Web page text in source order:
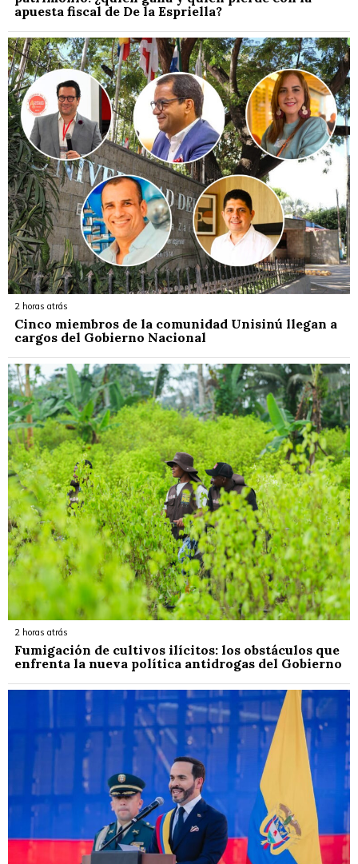
apuesta fiscal de De la Espriella?
2 horas atrás
Cinco miembros de la comunidad Unisinú llegan a
cargos del Gobierno Nacional
2 horas atrás
Fumigación de cultivos ilícitos: los obstáculos que
enfrenta la nueva política antidrogas del Gobierno